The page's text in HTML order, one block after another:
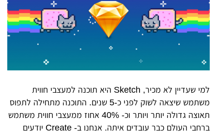
למי שעדיין לא מכיר, Sketch היא תוכנה למעצבי חווית
משתמש שיצאה לשוק לפני כ-5 שנים. התוכנה מתחילה לתפוס
תאוצה גדולה יותר ויותר וכ- 40% אחוז ממעצבי חווית משתמש
ברחבי העולם כבר עובדים איתה. אנחנו ב- Create יודעים